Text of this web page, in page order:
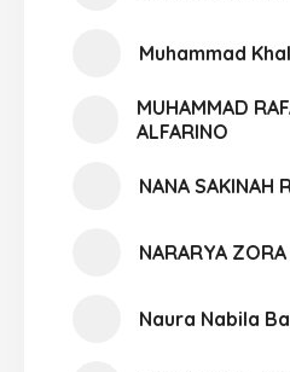
Muhammad
MUHAMMAD
ALFARINO
NANA SAKINAH
NARARYA
Naura Nabila